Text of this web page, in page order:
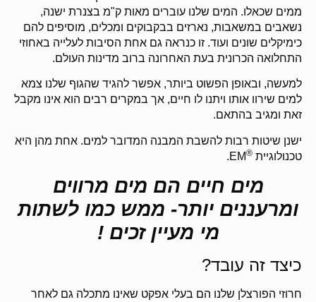
ממים שכאלו. המים שלנו עוברים מאות ק"מ בצנרת ישנה,
נשאבים במשאבות, נארזים בבקבוקים ומכלים, מוסיפים להם
כימיקלים שונים ועוד. זו כנראה גם אחת הסיבות לעלייה באחוזי
התחלואה הכרונית בעת האחרונה ברוב מדינות העולם.
למעשה, ובאופן הפשוט ביותר, אפשר להגיד שהגוף שלנו צמא
למים שירוו אותו ויתנו לו חיים, אך במקרים רבים הוא אינו מקבל
זאת ומגיב בהתאם.
ישנן שיטות רבות להשבת המבנה המדובר למים. אחת מהן היא
טכנולוגיית ®
EM.
מים חיים הם מים מרווים
ומרעננים יותר- ממש כמו לשתות
מי מעיין זכים !
כיצד זה עובד?
חרוזי הפורצלן שלנו הם בעלי אפקט שאינו מתכלה גם לאחר